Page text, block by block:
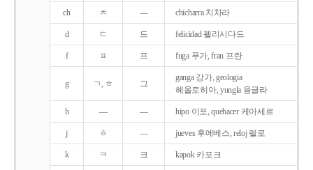
ch ㅊ ― chicharra 치차라
d ㄷ 드 felicidad 펠리시다드
f ㅍ 프 fuga 푸가, fran 프란
g ㄱ, ㅎ 그
ganga 강가, geologia
헤올로히아, yungla 융글라
h ― ― hipo 이포, quehacer 케아세르
j ㅎ ― jueves 후에베스, reloj 렐로
k ㅋ 크 kapok 카포크